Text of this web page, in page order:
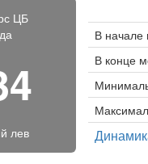
ЦБ
лев
В начале
В конце